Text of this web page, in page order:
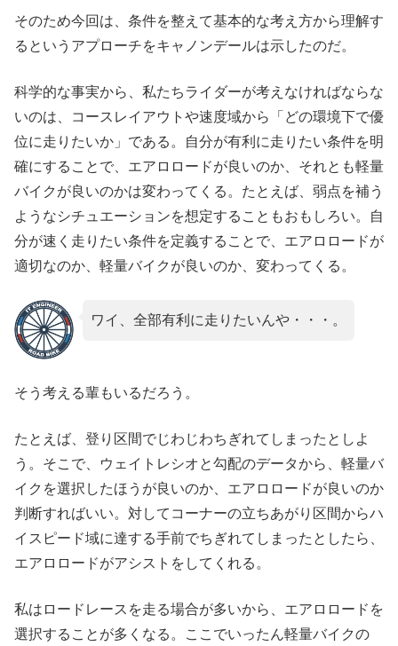
そのため今回は、条件を整えて基本的な考え方から理解す
るというアプローチをキャノンデールは示したのだ。
科学的な事実から、私たちライダーが考えなければならな
いのは、コースレイアウトや速度域から「どの環境下で優
位に走りたいか」である。自分が有利に走りたい条件を明
確にすることで、エアロロードが良いのか、それとも軽量
バイクが良いのかは変わってくる。たとえば、弱点を補う
ようなシチュエーションを想定することもおもしろい。自
分が速く走りたい条件を定義することで、エアロロードが
適切なのか、軽量バイクが良いのか、変わってくる。
ワイ、全部有利に走りたいんや・・・。
そう考える輩もいるだろう。
たとえば、登り区間でじわじわちぎれてしまったとしよ
う。そこで、ウェイトレシオと勾配のデータから、軽量バ
イクを選択したほうが良いのか、エアロロードが良いのか
判断すればいい。対してコーナーの立ちあがり区間からハ
イスピード域に達する手前でちぎれてしまったとしたら、
エアロロードがアシストをしてくれる。
私はロードレースを走る場合が多いから、エアロロードを
選択することが多くなる。ここでいったん軽量バイクの